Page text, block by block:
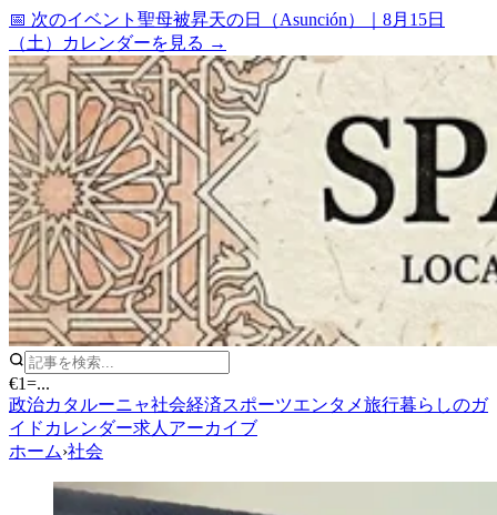
📅 次のイベント 聖母被昇天の日（Asunción）
8月15日
（土）
カレンダーを見る →
€1=...
政治カタルーニャ社会経済スポーツエンタメ旅行暮らしのガ
イド カレンダー求人 アーカイブ
ホーム›社会